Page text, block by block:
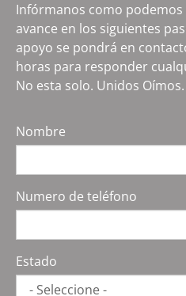
Infórmanos como
avance en los siguientes
apoyo se pondrá en
horas para responder
No esta solo. Unidos Oímos.
Nombre
Numero de teléfono
Estado